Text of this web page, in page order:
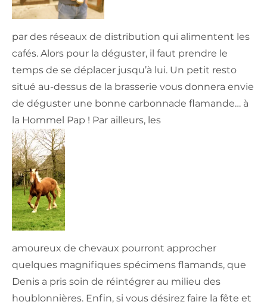
par des réseaux de distribution qui alimentent les
cafés. Alors pour la déguster, il faut prendre le
temps de se déplacer jusqu’à lui. Un petit resto
situé au-dessus de la brasserie vous donnera envie
de déguster une bonne carbonnade flamande… à
la Hommel Pap ! Par ailleurs, les
amoureux de chevaux pourront approcher
quelques magnifiques spécimens flamands, que
Denis a pris soin de réintégrer au milieu des
houblonnières. Enfin, si vous désirez faire la fête et